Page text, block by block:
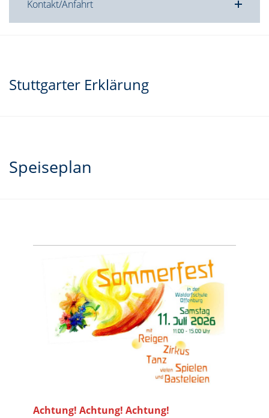
Kontakt/Anfahrt
Stuttgarter Erklärung
Speiseplan
Achtung! Achtung! Achtung!